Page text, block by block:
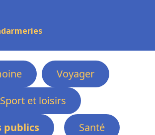
Voyager
Sport et loisirs
publics
Santé